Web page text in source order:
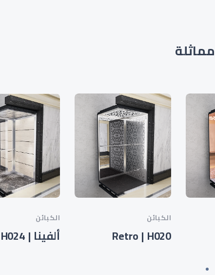
الكبائن
Retro | H020
الكبائن
ألفينا | H024